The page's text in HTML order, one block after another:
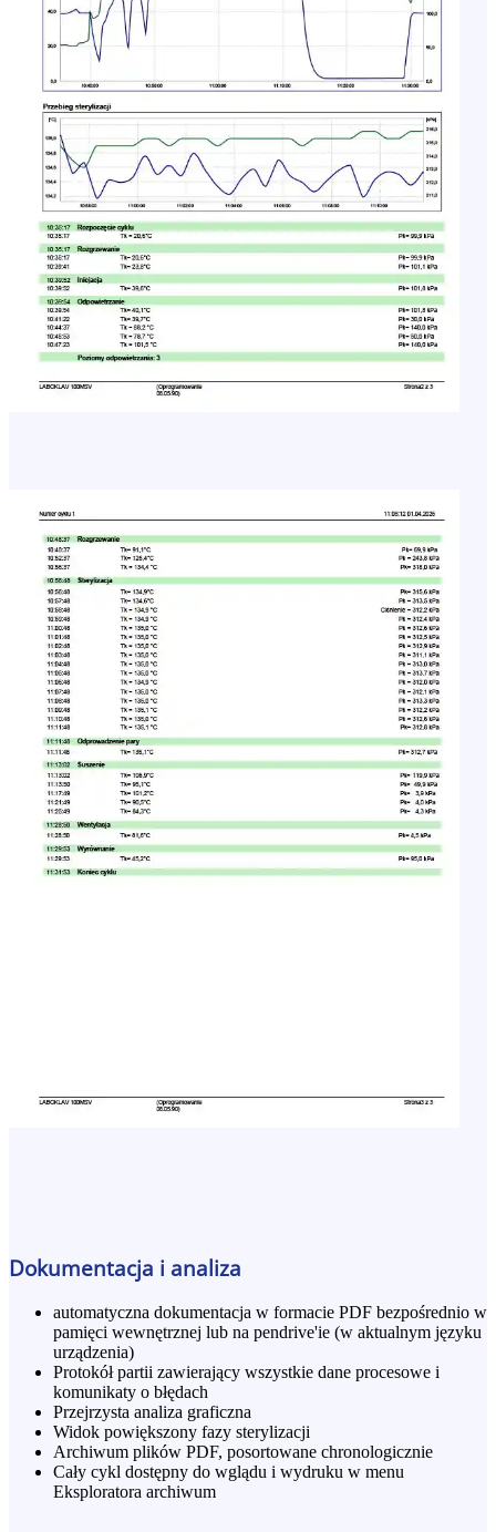
Dokumentacja i analiza
automatyczna dokumentacja w formacie PDF bezpośrednio w
pamięci wewnętrznej lub na pendrive'ie (w aktualnym języku
urządzenia)
Protokół partii zawierający wszystkie dane procesowe i
komunikaty o błędach
Przejrzysta analiza graficzna
Widok powiększony fazy sterylizacji
Archiwum plików PDF, posortowane chronologicznie
Cały cykl dostępny do wglądu i wydruku w menu
Eksploratora archiwum